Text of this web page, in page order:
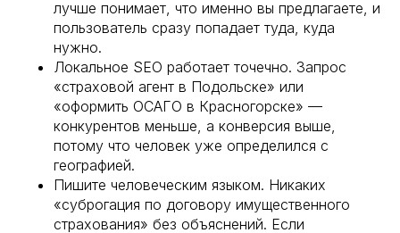
лучше понимает, что именно вы предлагаете, и
пользователь сразу попадает туда, куда
нужно.
Локальное SEO работает точечно. Запрос
«страховой агент в Подольске» или
«оформить ОСАГО в Красногорске» —
конкурентов меньше, а конверсия выше,
потому что человек уже определился с
географией.
Пишите человеческим языком. Никаких
«суброгация по договору имущественного
страхования» без объяснений. Если